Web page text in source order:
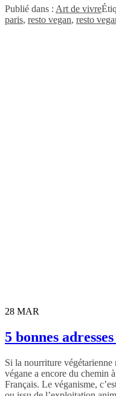
Publié dans : Art de vivre
paris, resto vegan, resto
28 MAR
5 bonnes
Si la nourriture végétarienne
végane a encore du chemin
Français. Le véganisme,